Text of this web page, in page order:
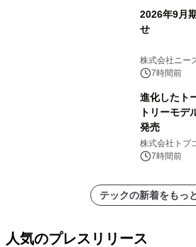
2026年9月
せ
株式会社ニー
7時間前
進化したト
トリーモデ
発売
株式会社トプ
7時間前
テックの新着をもっ
人気のプレスリリース